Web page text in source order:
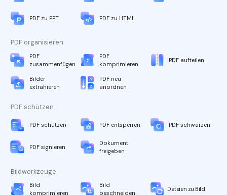
PDF zu PPT PDF zu HTML
PDF organisieren
PDF
zusammenfügen
PDF
komprimieren
PDF aufteilen
Bilder
extrahieren
PDF neu
anordnen
PDF schützen
PDF schützen PDF entsperren PDF schwärzen
PDF signieren
Dokument
freigeben
Bildwerkzeuge
Bild
komprimieren
Bild
beschneiden
Dateien zu Bild